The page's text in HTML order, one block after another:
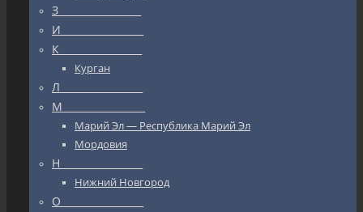
З_________________
И_________________
К_________________
Курган
Л_________________
М_________________
Марий Эл — Республика Марий Эл
Мордовия
Н_________________
Нижний Новгород
О_________________